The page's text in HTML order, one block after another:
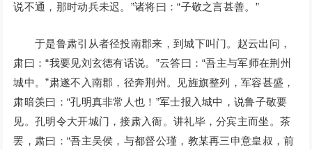
说不通，那时动兵未迟。”诸将曰：“子敬之言甚善。”
于是鲁肃引从者径投南郡来，到城下叫门。赵云出问，
肃曰：“我要见刘玄德有话说。”云答曰：“吾主与军师在荆州
城中。”肃遂不入南郡，径奔荆州。见旌旗整列，军容甚盛，
肃暗羡曰：“孔明真非常人也！”军士报入城中，说鲁子敬要
见。孔明令大开城门，接肃入衙。讲礼毕，分宾主而坐。茶
罢，肃曰：“吾主吴侯，与都督公瑾，教某再三申意皇叔，前